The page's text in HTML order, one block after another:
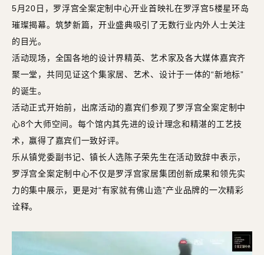
5月20日，罗浮宫全案定制中心开业首映礼在罗浮宫5楼星环岛
璀璨揭幕。筑梦新篇，开业盛典吸引了无数行业内外人士关注
的目光。
活动现场，全国各地的设计界精英、艺术家及各大媒体嘉宾齐
聚一堂，共同见证这个集家居、艺术、设计于一体的“新地标”
的诞生。
活动正式开始前，出席活动的嘉宾们参观了罗浮宫全案定制中
心8个大师空间。每个馆内其先进的设计理念和精湛的工艺技
术，赢得了嘉宾们一致好评。
乐从镇党委副书记、镇长人选陈子荣先生在活动致辞中表示，
罗浮宫全案定制中心不仅是罗浮宫家居集团创新成果和领先实
力的集中展示，更是对“有家就有佛山造”产业品牌的一次精彩
诠释。